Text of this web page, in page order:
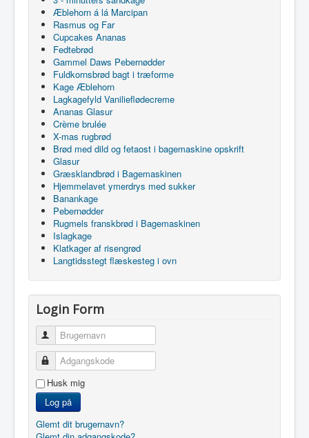
Æblehorn á lá Marcipan
Rasmus og Far
Cupcakes Ananas
Fedtebrød
Gammel Daws Pebernødder
Fuldkornsbrød bagt i træforme
Kage Æblehorn
Lagkagefyld Vanilieflødecreme
Ananas Glasur
Crème brulée
X-mas rugbrød
Brød med dild og fetaost i bagemaskine opskrift
Glasur
Græsklandbrød i Bagemaskinen
Hjemmelavet ymerdrys med sukker
Banankage
Pebernødder
Rugmels franskbrød i Bagemaskinen
Islagkage
Klatkager af risengrød
Langtidsstegt flæskesteg i ovn
Login Form
Brugernavn
Adgangskode
Husk mig
Log på
Glemt dit brugernavn?